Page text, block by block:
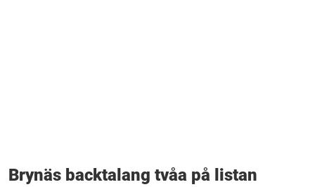
Brynäs backtalang tvåa på listan